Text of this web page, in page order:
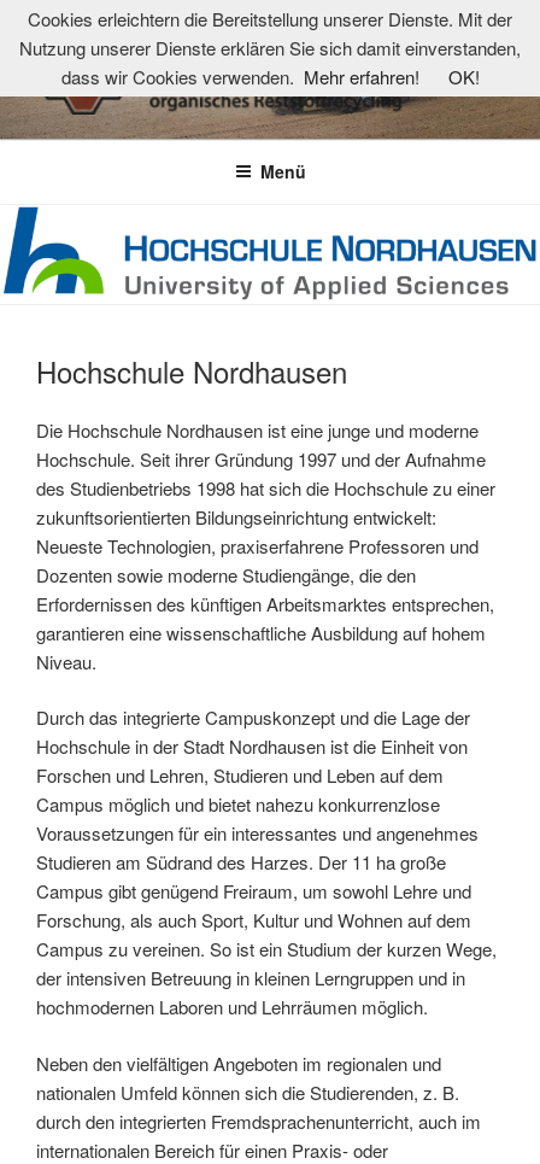
Zum
Inhalt
springen
TKOR-NETZWERK
Technologie- und Kompetenzzentrum organisches Reststoffrecycling
Menü
Hochschule Nordhausen
Die Hochschule Nordhausen ist eine junge und moderne
Hochschule. Seit ihrer Gründung 1997 und der Aufnahme
des Studienbetriebs 1998 hat sich die Hochschule zu einer
zukunftsorientierten Bildungseinrichtung entwickelt:
Neueste Technologien, praxiserfahrene Professoren und
Dozenten sowie moderne Studiengänge, die den
Erfordernissen des künftigen Arbeitsmarktes entsprechen,
garantieren eine wissenschaftliche Ausbildung auf hohem
Niveau.
Durch das integrierte Campuskonzept und die Lage der
Hochschule in der Stadt Nordhausen ist die Einheit von
Forschen und Lehren, Studieren und Leben auf dem
Campus möglich und bietet nahezu konkurrenzlose
Voraussetzungen für ein interessantes und angenehmes
Studieren am Südrand des Harzes. Der 11 ha große
Campus gibt genügend Freiraum, um sowohl Lehre und
Forschung, als auch Sport, Kultur und Wohnen auf dem
Campus zu vereinen. So ist ein Studium der kurzen Wege,
der intensiven Betreuung in kleinen Lerngruppen und in
hochmodernen Laboren und Lehrräumen möglich.
Neben den vielfältigen Angeboten im regionalen und
nationalen Umfeld können sich die Studierenden, z. B.
durch den integrierten Fremdsprachenunterricht, auch im
internationalen Bereich für einen Praxis- oder
Cookies erleichtern die Bereitstellung unserer Dienste. Mit der
Nutzung unserer Dienste erklären Sie sich damit einverstanden,
dass wir Cookies verwenden. Mehr erfahren! OK!